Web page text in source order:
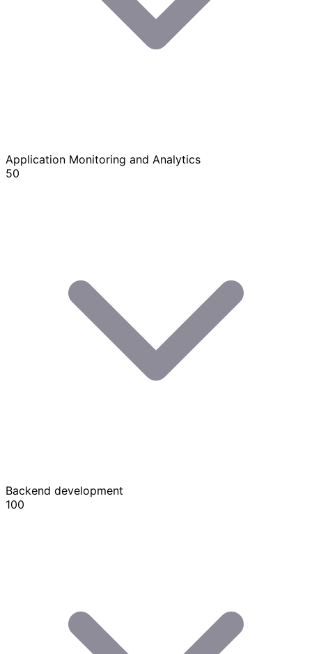
Application Monitoring and Analytics
50
Backend development
100